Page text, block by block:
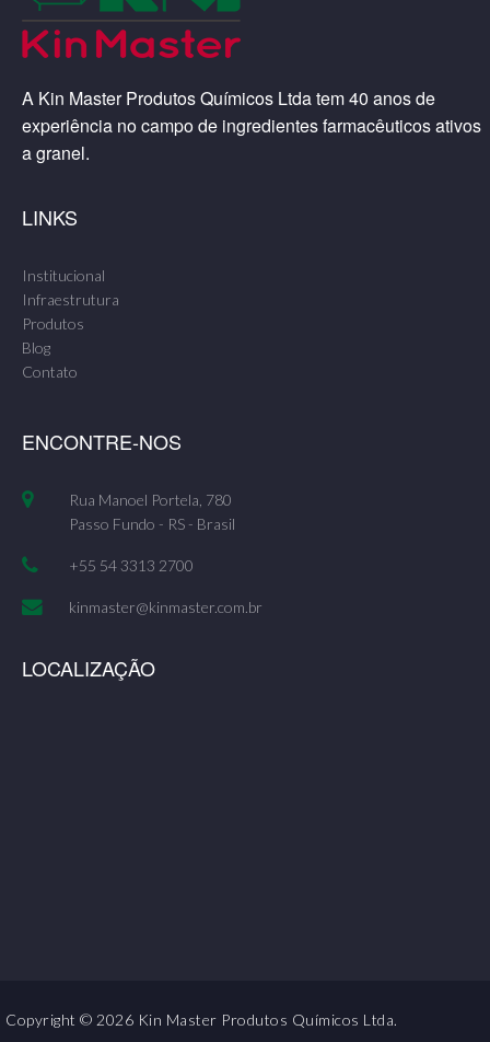
A Kin Master Produtos Químicos Ltda tem 40 anos de
experiência no campo de ingredientes farmacêuticos ativos
a granel.
LINKS
Institucional
Infraestrutura
Produtos
Blog
Contato
ENCONTRE-NOS
Rua Manoel Portela, 780
Passo Fundo - RS - Brasil
+55 54 3313 2700
kinmaster@kinmaster.com.br
LOCALIZAÇÃO
Copyright © 2026 Kin Master Produtos Químicos Ltda.